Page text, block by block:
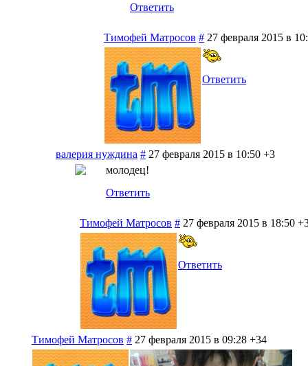
Ответить
Тимофей Матросов # 27 февраля 2015 в
Ответить
валерия нуждина # 27 февраля 2015 в 10:50 +3
молодец!
Ответить
Тимофей Матросов # 27 февраля 2015 в 18:50
Ответить
Тимофей Матросов # 27 февраля 2015 в 09:28 +34